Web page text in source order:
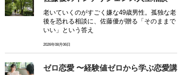
老いていくのがすごく嫌な49歳男性。孤独な老
後を恐れる相談に、佐藤優が贈る「そのままで
いい」という答え
2026年08月06日
ゼロ恋愛 〜経験値ゼロから学ぶ恋愛講